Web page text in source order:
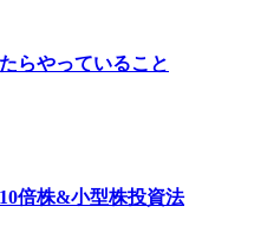
らやっていること
倍株&小型株投資法